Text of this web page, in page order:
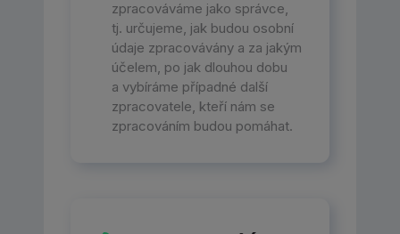
zpracováváme jako správce,
tj. určujeme, jak budou osobní
údaje zpracovávány a za jakým
účelem, po jak dlouhou dobu
a vybíráme případné další
zpracovatele, kteří nám se
zpracováním budou pomáhat.